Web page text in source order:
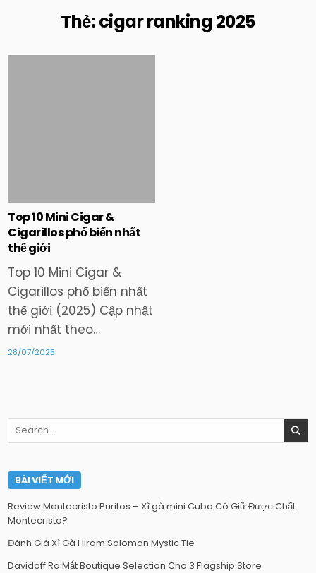
Thẻ:cigar ranking 2025
Top 10 Mini Cigar &
Cigarillos phổ biến nhất
thế giới
Top 10 Mini Cigar &
Cigarillos phổ biến nhất
thế giới (2025) Cập nhật
mới nhất theo…
28/07/2025
Search
BÀI VIẾT MỚI
Review Montecristo Puritos – Xì gà mini Cuba Có Giữ Được Chất
Montecristo?
Đánh Giá Xì Gà Hiram Solomon Mystic Tie
Davidoff Ra Mắt Boutique Selection Cho 3 Flagship Store